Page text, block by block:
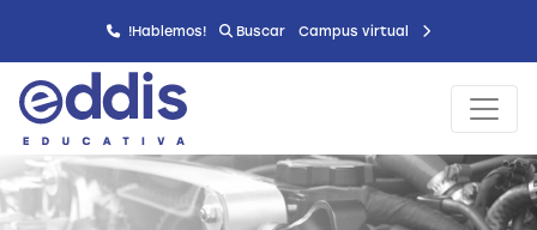
!Hablemos! Buscar Campus virtual